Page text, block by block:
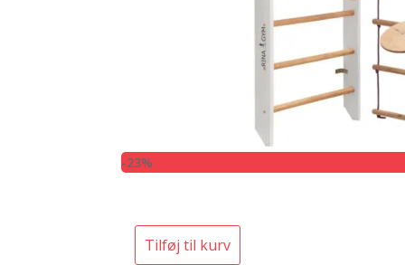
-23%
Tilføj til kurv